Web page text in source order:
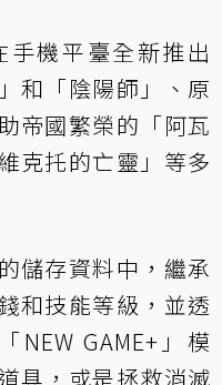
手機平臺全新推出
和「陰陽師」、原
帝國繁榮的「阿瓦
克托的亡靈」等多
儲存資料中，繼承
和技能等級，並透
GAME+」模
具，或是拯救消滅